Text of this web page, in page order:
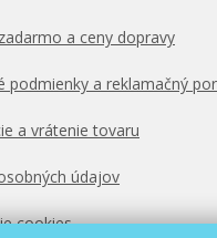
a ceny dopravy
podmienky a reklamačný
a vrátenie tovaru
údajov
cookies